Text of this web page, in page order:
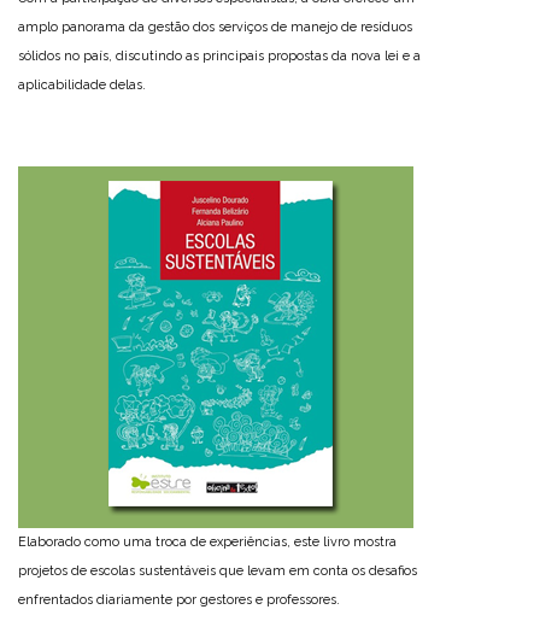
amplo panorama da gestão dos serviços de manejo de resíduos
sólidos no país, discutindo as principais propostas da nova lei e a
aplicabilidade delas.
Elaborado como uma troca de experiências, este livro mostra
projetos de escolas sustentáveis que levam em conta os desafios
enfrentados diariamente por gestores e professores.